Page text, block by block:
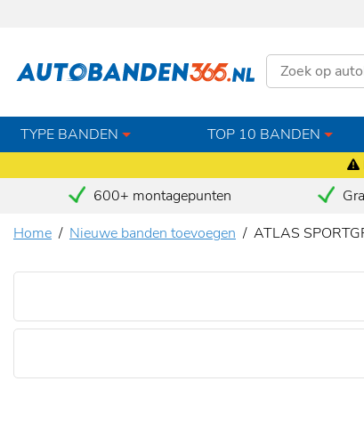
TYPE BANDEN TOP 10 BANDEN
600+ montagepunten
Home
Nieuwe banden toevoegen ATLAS